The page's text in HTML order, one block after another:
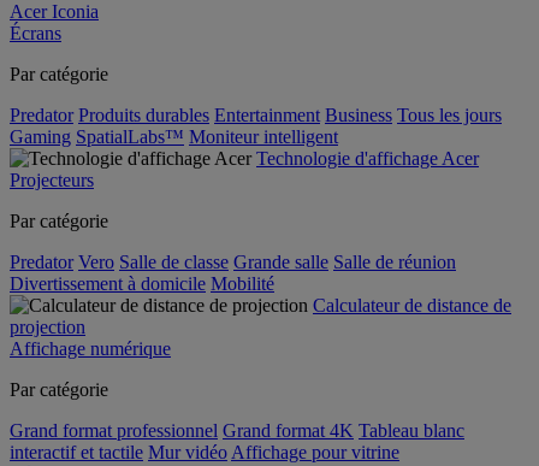
Acer Iconia
Écrans
Par catégorie
Predator Produits durables Entertainment Business Tous les jours
Gaming SpatialLabs™ Moniteur intelligent
Technologie d'affichage Acer
Projecteurs
Par catégorie
Predator Vero Salle de classe Grande salle Salle de réunion
Divertissement à domicile Mobilité
Calculateur de distance de
projection
Affichage numérique
Par catégorie
Grand format professionnel Grand format 4K Tableau blanc
interactif et tactile Mur vidéo Affichage pour vitrine